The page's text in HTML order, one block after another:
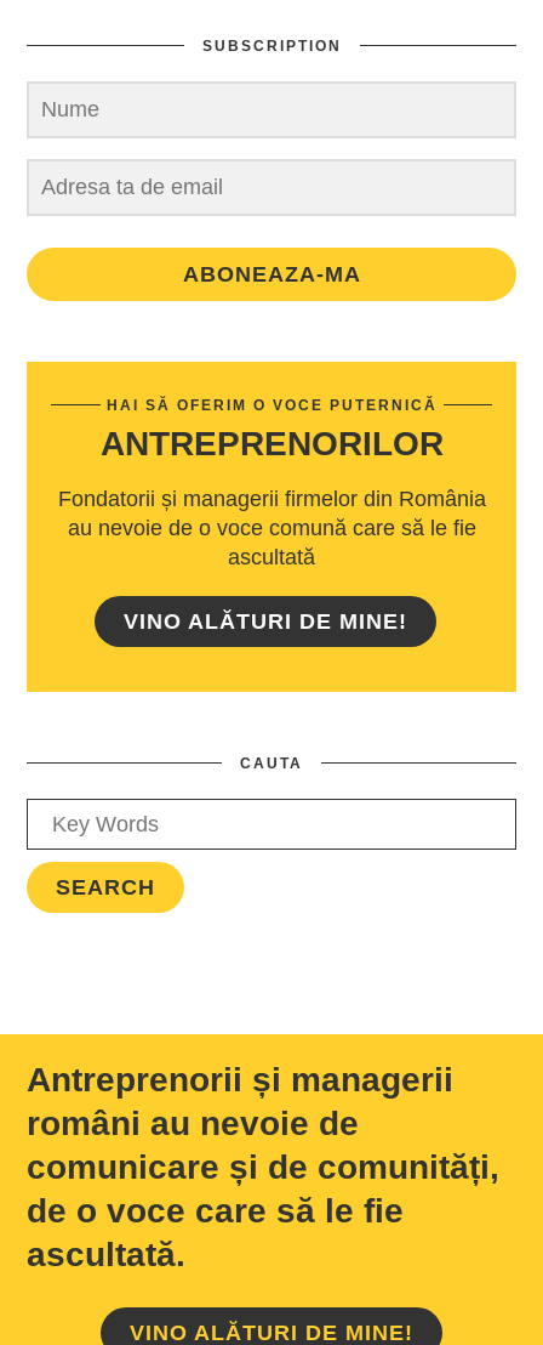
SUBSCRIPTION
ABONEAZA-MA
HAI SĂ OFERIM O VOCE PUTERNICĂ
ANTREPRENORILOR
Fondatorii și managerii firmelor din România
au nevoie de o voce comună care să le fie
ascultată
VINO ALĂTURI DE MINE!
CAUTA
Antreprenorii și managerii
români au nevoie de
comunicare și de comunități,
de o voce care să le fie
ascultată.
VINO ALĂTURI DE MINE!